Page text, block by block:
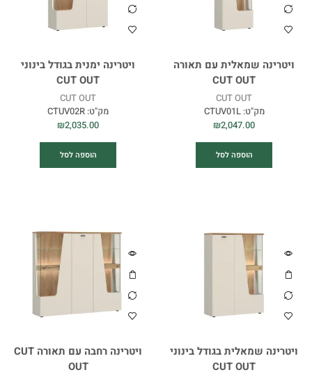
ויטרינה שמאלית עם תאורה
CUT OUT
CUT OUT
מק"ט:CTUV01L
₪2,047.00
הוספה לסל
ויטרינה ימנית בגודל בינוני
CUT OUT
CUT OUT
מק"ט: CTUV02R
₪2,035.00
הוספה לסל
ויטרינה שמאלית בגודל בינוני
CUT OUT
ויטרינה רחבה עם תאורה CUT
OUT